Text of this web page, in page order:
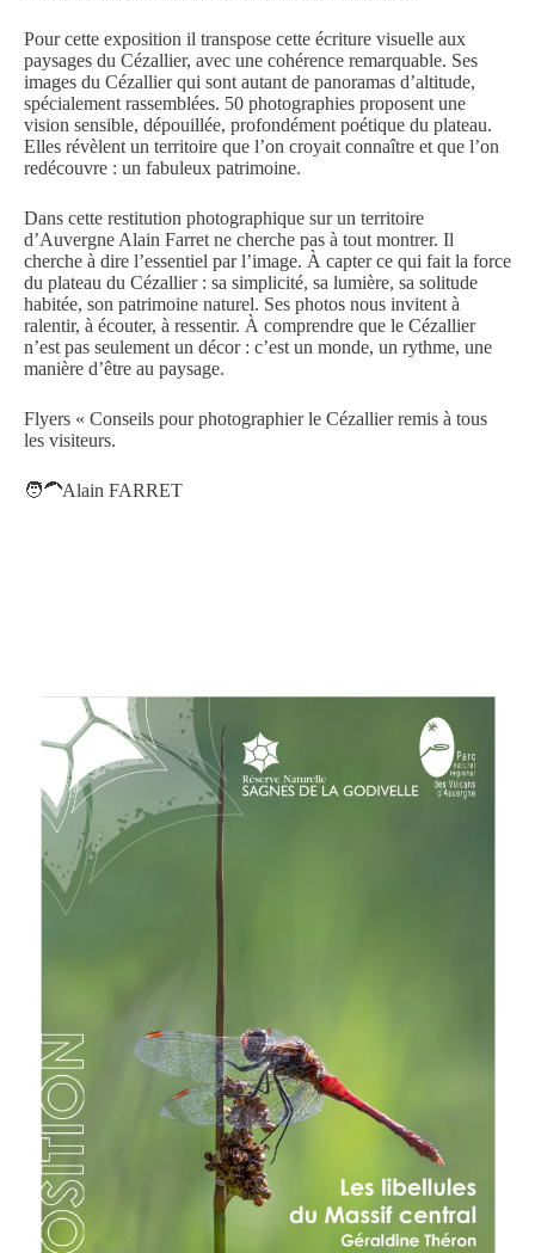
Pour cette exposition il transpose cette écriture visuelle aux
paysages du Cézallier, avec une cohérence remarquable. Ses
images du Cézallier qui sont autant de panoramas d’altitude,
spécialement rassemblées. 50 photographies proposent une
vision sensible, dépouillée, profondément poétique du plateau.
Elles révèlent un territoire que l’on croyait connaître et que l’on
redécouvre : un fabuleux patrimoine.
Dans cette restitution photographique sur un territoire
d’Auvergne Alain Farret ne cherche pas à tout montrer. Il
cherche à dire l’essentiel par l’image. À capter ce qui fait la force
du plateau du Cézallier : sa simplicité, sa lumière, sa solitude
habitée, son patrimoine naturel. Ses photos nous invitent à
ralentir, à écouter, à ressentir. À comprendre que le Cézallier
n’est pas seulement un décor : c’est un monde, un rythme, une
manière d’être au paysage.
Flyers « Conseils pour photographier le Cézallier remis à tous
les visiteurs.
🧑‍🦱Alain FARRET